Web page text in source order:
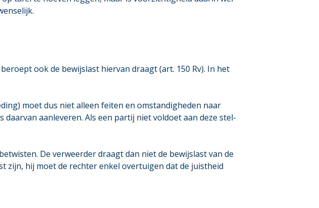
ook de bewijslast hiervan draagt (art. 150 Rv). In het
moet dus niet alleen feiten en omstandigheden naar
aanleveren. Als een partij niet voldoet aan deze stel-
De verweerder draagt dan niet de bewijslast van de
zijn, hij moet de rechter enkel overtuigen dat de juistheid